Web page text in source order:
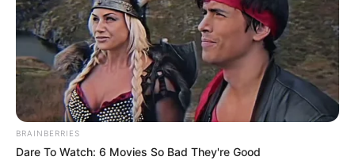
ember, egy reptéri találkozás és egy csokor virág
BRAINBERRIES
Dare To Watch: 6 Movies So Bad They're Good